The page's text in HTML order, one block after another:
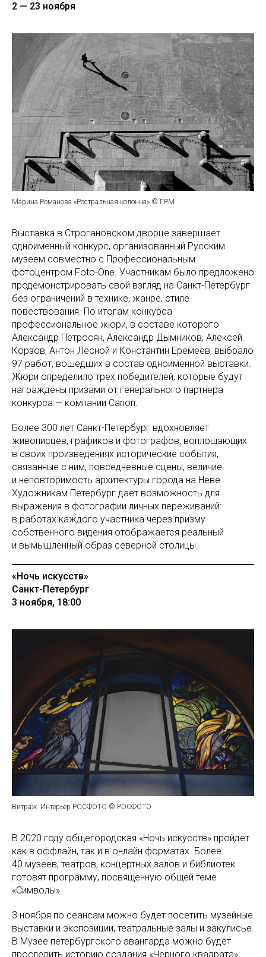
2 — 23 ноября
Марина Романова «Ростральная колонна» © ГРМ
Выставка в Строгановском дворце завершает
одноименный конкурс, организованный Русским
музеем совместно с Профессиональным
фотоцентром Foto-One. Участникам было предложено
продемонстрировать свой взгляд на Санкт-Петербург
без ограничений в технике, жанре, стиле
повествования. По итогам конкурса
профессиональное жюри, в составе которого
Александр Петросян, Александр Дымников, Алексей
Корзов, Антон Лесной и Константин Еремеев, выбрало
97 работ, вошедших в состав одноименной выставки.
Жюри определило трех победителей, которые будут
награждены призами от генерального партнера
конкурса — компании Canon.
Более 300 лет Санкт-Петербург вдохновляет
живописцев, графиков и фотографов, воплощающих
в своих произведениях исторические события,
связанные с ним, повседневные сцены, величие
и неповторимость архитектуры города на Неве.
Художникам Петербург дает возможность для
выражения в фотографии личных переживаний:
в работах каждого участника через призму
собственного видения отображается реальный
и вымышленный образ северной столицы.
«Ночь искусств»
Санкт-Петербург
3 ноября, 18:00
Витраж. Интерьер РОСФОТО © РОСФОТО
В 2020 году общегородская «Ночь искусств» пройдет
как в оффлайн, так и в онлайн форматах. Более
40 музеев, театров, концертных залов и библиотек
готовят программу, посвященную общей теме
«Символы».
3 ноября по сеансам можно будет посетить музейные
выставки и экспозиции, театральные залы и закулисье.
В Музее петербургского авангарда можно будет
проследить историю создания «Черного квадрата»,